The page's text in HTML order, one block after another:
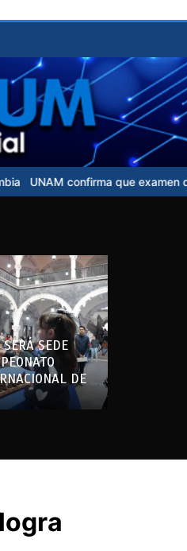
examen de control para
SEDE
DE